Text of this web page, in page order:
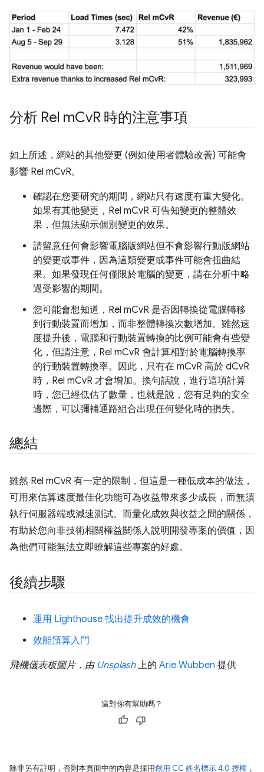
分析 Rel mCvR 時的注意事項
如上所述，網站的其他變更 (例如使用者體驗改善) 可能會
影響 Rel mCvR。
確認在您要研究的期間，網站只有速度有重大變化。
如果有其他變更，Rel mCvR 可告知變更的整體效
果，但無法顯示個別變更的效果。
請留意任何會影響電腦版網站但不會影響行動版網站
的變更或事件，因為這類變更或事件可能會扭曲結
果。如果發現任何僅限於電腦的變更，請在分析中略
過受影響的期間。
您可能會想知道，Rel mCvR 是否因轉換從電腦轉移
到行動裝置而增加，而非整體轉換次數增加。雖然速
度提升後，電腦和行動裝置轉換的比例可能會有些變
化，但請注意，Rel mCvR 會計算相對於電腦轉換率
的行動裝置轉換率。因此，只有在 mCvR 高於 dCvR
時，Rel mCvR 才會增加。換句話說，進行這項計算
時，您已經低估了數量，也就是說，您有足夠的安全
邊際，可以彌補通路組合出現任何變化時的損失。
總結
雖然 Rel mCvR 有一定的限制，但這是一種低成本的做法，
可用來估算速度最佳化功能可為收益帶來多少成長，而無須
執行伺服器端或減速測試。而量化成效與收益之間的關係，
有助於您向非技術相關權益關係人說明開發專案的價值，因
為他們可能無法立即瞭解這些專案的好處。
後續步驟
運用 Lighthouse 找出提升成效的機會
效能預算入門
飛機儀表板圖片，由 Unsplash上的 Arie Wubben 提供
這對你有幫助嗎？
除非另有註明，否則本頁面中的內容是採用創用 CC 姓名標示 4.0 授權 ，